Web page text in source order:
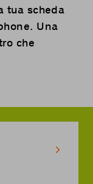
tua scheda
Una
che